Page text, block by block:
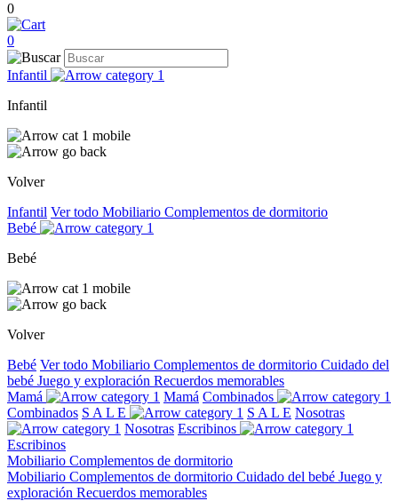
0
0
Infantil
Infantil
Volver
Infantil Ver todo Mobiliario Complementos de dormitorio
Bebé
Bebé
Volver
Bebé Ver todo Mobiliario Complementos de dormitorio Cuidado del
bebé Juego y exploración Recuerdos memorables
Mamá
Mamá Combinados
Combinados S A L E S A L E Nosotras
Nosotras Escribinos
Escribinos
Mobiliario Complementos de dormitorio
Mobiliario Complementos de dormitorio Cuidado del bebé Juego y
exploración Recuerdos memorables